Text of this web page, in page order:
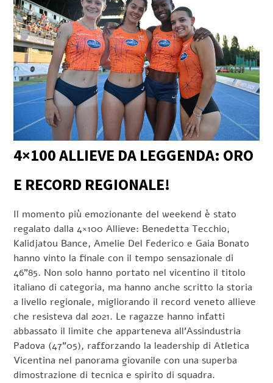
4×100 ALLIEVE DA LEGGENDA: ORO
E RECORD REGIONALE!
Il momento più emozionante del weekend è stato
regalato dalla 4×100 Allieve: Benedetta Tecchio,
Kalidjatou Bance, Amelie Del Federico e Gaia Bonato
hanno vinto la finale con il tempo sensazionale di
46”85. Non solo hanno portato nel vicentino il titolo
italiano di categoria, ma hanno anche scritto la storia
a livello regionale, migliorando il record veneto allieve
che resisteva dal 2021. Le ragazze hanno infatti
abbassato il limite che apparteneva all’Assindustria
Padova (47”05), rafforzando la leadership di Atletica
Vicentina nel panorama giovanile con una superba
dimostrazione di tecnica e spirito di squadra.